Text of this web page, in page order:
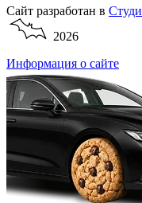
Сайт разработан в
2026
Информация о сайте